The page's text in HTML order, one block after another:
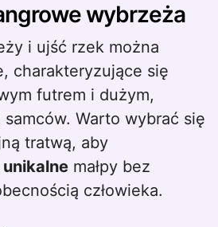
wybrzeża
i ujść rzek można
charakteryzujące się
futrem i dużym,
Warto wybrać się
tratwą, aby
unikalne małpy bez
człowieka.